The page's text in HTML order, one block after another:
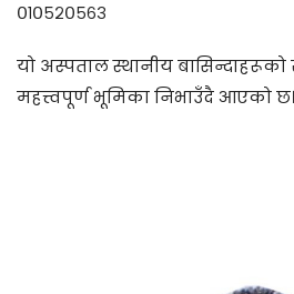
०१०५२०५६३
यो अस्पताल स्थानीय बासिन्दाहरूको
महत्त्वपूर्ण भूमिका निभाउँदै आएको छ।